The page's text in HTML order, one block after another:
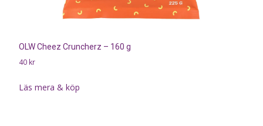
OLW Cheez Cruncherz – 160 g
40 kr
Läs mera & köp